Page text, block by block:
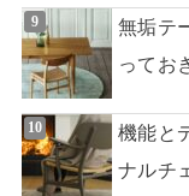
無垢テ
ってお
機能と
ナルチ